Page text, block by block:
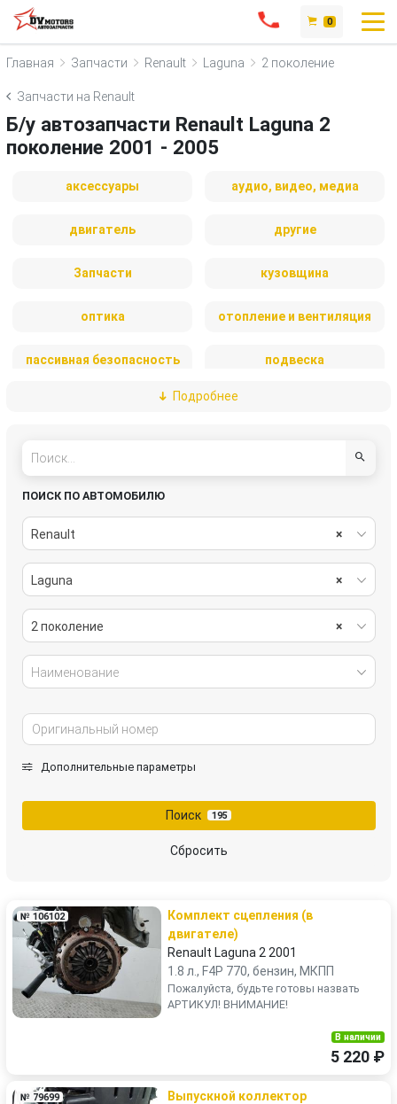
0
Главная Запчасти Renault Laguna 2 поколение
Запчасти на Renault
Б/у автозапчасти Renault Laguna 2
поколение 2001 - 2005
аксессуары аудио, видео, медиа
двигатель другие
Запчасти кузовщина
оптика отопление и вентиляция
пассивная безопасность подвеска
рулевое управление
стекла
топливная система тормозная система
трансмиссия
Подробнее
ПОИСК ПО АВТОМОБИЛЮ
×
Renault
×
Laguna
×
2 поколение
Наименование
Дополнительные параметры
Поиск 195
Сбросить
№ 106102
Комплект сцепления (в
двигателе)
Renault Laguna 2 2001
1.8 л., F4P 770, бензин, МКПП
Пожалуйста, будьте готовы назвать
АРТИКУЛ! ВНИМАНИЕ!
В наличии
5 220 ₽
№ 79699
Выпускной коллектор